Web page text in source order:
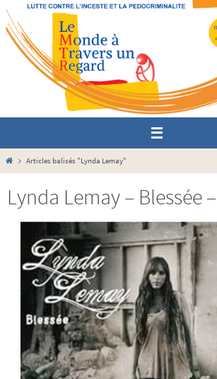
Passer
vers
contenu
HomeArticles balisés "Lynda Lemay"
Lynda Lemay – Blessée –